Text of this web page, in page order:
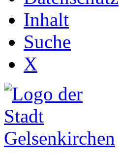
Inhalt
Suche
X